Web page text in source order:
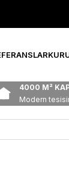
4000 M²
Modern